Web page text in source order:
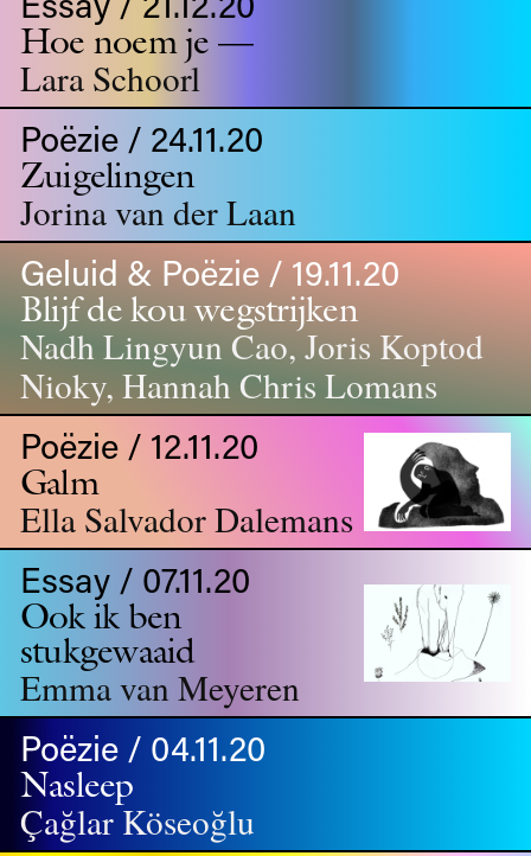
Hoe noem je —
Lara Schoorl
Poëzie / 24.11.20
Zuigelingen
Jorina van der Laan
Geluid & Poëzie / 19.11.20
Blijf de kou wegstrijken
Nadh Lingyun Cao, Joris Koptod
Nioky, Hannah Chris Lomans
Poëzie / 12.11.20
Galm
Ella Salvador Dalemans
Essay / 07.11.20
Ook ik ben
stukgewaaid
Emma van Meyeren
Poëzie / 04.11.20
Nasleep
Çağlar Köseoğlu